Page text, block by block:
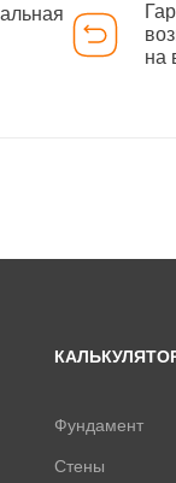
на
Фундамент
Стены